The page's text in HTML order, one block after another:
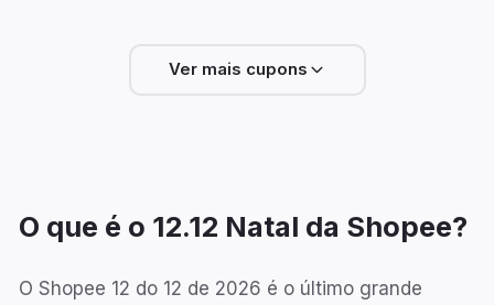
Ver mais cupons
O que é o 12.12 Natal da Shopee?
O Shopee 12 do 12 de 2026 é o último grande